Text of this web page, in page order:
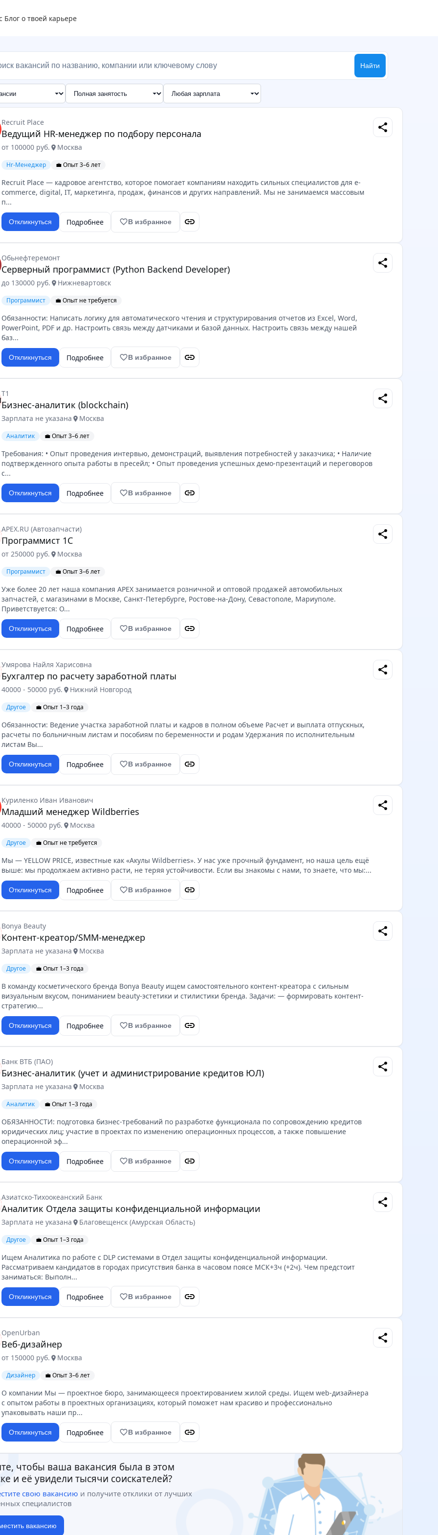
Блог о твоей карьере
Найти
Recruit Place
Ведущий HR-менеджер по подбору персонала
от 100000 руб. location_on Москва
Hr-Менеджер 💼 Опыт 3–6 лет
Recruit Place — кадровое агентство, которое помогает компаниям находить сильных специалистов для e-
commerce, digital, IT, маркетинга, продаж, финансов и других направлений. Мы не занимаемся массовым
п...
Откликнуться Подробнее favorite_borderВ избранное link
share
Обьнефтеремонт
Серверный программист (Python Backend Developer)
до 130000 руб. location_on Нижневартовск
Программист 💼 Опыт не требуется
Обязанности: Написать логику для автоматического чтения и структурирования отчетов из Excel, Word,
PowerPoint, PDF и др. Настроить связь между датчиками и базой данных. Настроить связь между нашей
баз...
Откликнуться Подробнее favorite_borderВ избранное link
share
Т1
Бизнес-аналитик (blockchain)
Зарплата не указана location_on Москва
Аналитик 💼 Опыт 3–6 лет
Требования: • Опыт проведения интервью, демонстраций, выявления потребностей у заказчика; • Наличие
подтвержденного опыта работы в пресейл; • Опыт проведения успешных демо-презентаций и переговоров
с...
Откликнуться Подробнее favorite_borderВ избранное link
share
APEX.RU (Автозапчасти)
Программист 1С
от 250000 руб. location_on Москва
Программист 💼 Опыт 3–6 лет
Уже более 20 лет наша компания APEX занимается розничной и оптовой продажей автомобильных
запчастей, с магазинами в Москве, Санкт-Петербурге, Ростове-на-Дону, Севастополе, Мариуполе.
Приветствуется: О...
Откликнуться Подробнее favorite_borderВ избранное link
share
Умярова Найля Харисовна
Бухгалтер по расчету заработной платы
40000 - 50000 руб. location_on Нижний Новгород
Другое 💼 Опыт 1–3 года
Обязанности: Ведение участка заработной платы и кадров в полном объеме Расчет и выплата отпускных,
расчеты по больничным листам и пособиям по беременности и родам Удержания по исполнительным
листам Вы...
Откликнуться Подробнее favorite_borderВ избранное link
share
Куриленко Иван Иванович
Младший менеджер Wildberries
40000 - 50000 руб. location_on Москва
Другое 💼 Опыт не требуется
Мы — YELLOW PRICE, известные как «Акулы Wildberries». У нас уже прочный фундамент, но наша цель ещё
выше: мы продолжаем активно расти, не теряя устойчивости. Если вы знакомы с нами, то знаете, что мы:...
Откликнуться Подробнее favorite_borderВ избранное link
share
Bonya Beauty
Контент-креатор/SMM-менеджер
Зарплата не указана location_on Москва
Другое 💼 Опыт 1–3 года
В команду косметического бренда Bonya Beauty ищем самостоятельного контент-креатора с сильным
визуальным вкусом, пониманием beauty-эстетики и стилистики бренда. Задачи: — формировать контент-
стратегию...
Откликнуться Подробнее favorite_borderВ избранное link
share
Банк ВТБ (ПАО)
Бизнес-аналитик (учет и администрирование кредитов ЮЛ)
Зарплата не указана location_on Москва
Аналитик 💼 Опыт 1–3 года
ОБЯЗАННОСТИ: подготовка бизнес-требований по разработке функционала по сопровождению кредитов
юридических лиц; участие в проектах по изменению операционных процессов, а также повышение
операционной эф...
Откликнуться Подробнее favorite_borderВ избранное link
share
Азиатско-Тихоокеанский Банк
Аналитик Отдела защиты конфиденциальной информации
Зарплата не указана location_on Благовещенск (Амурская Область)
Другое 💼 Опыт 1–3 года
Ищем Аналитика по работе с DLP системами в Отдел защиты конфиденциальной информации.
Рассматриваем кандидатов в городах присутствия банка в часовом поясе МСК+3ч (+2ч). Чем предстоит
заниматься: Выполн...
Откликнуться Подробнее favorite_borderВ избранное link
share
OpenUrban
Веб-дизайнер
от 150000 руб. location_on Москва
Дизайнер 💼 Опыт 3–6 лет
О компании Мы — проектное бюро, занимающееся проектированием жилой среды. Ищем web-дизайнера
c опытом работы в проектных организациях, который поможет нам красиво и профессионально
упаковывать наши пр...
Откликнуться Подробнее favorite_borderВ избранное link
share
чтобы ваша вакансия была в этом
и её увидели тысячи соискателей?
свою вакансию и получите отклики от лучших
специалистов
вакансию